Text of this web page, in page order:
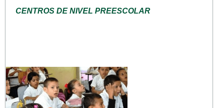
CENTROS DE NIVEL PREESCOLAR